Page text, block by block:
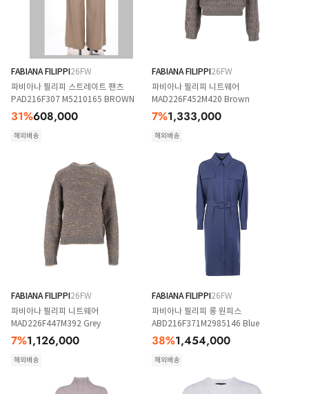
FABIANA FILIPPI26FW
파비아나 필리피 스트레이트 팬츠
PAD216F307 M5210165 BROWN
31%608,000
해외배송
FABIANA FILIPPI26FW
파비아나 필리피 니트웨어
MAD226F452M420 Brown
7%1,333,000
해외배송
FABIANA FILIPPI26FW
파비아나 필리피 니트웨어
MAD226F447M392 Grey
7%1,126,000
해외배송
FABIANA FILIPPI26FW
파비아나 필리피 롱 원피스
ABD216F371M2985146 Blue
38%1,454,000
해외배송